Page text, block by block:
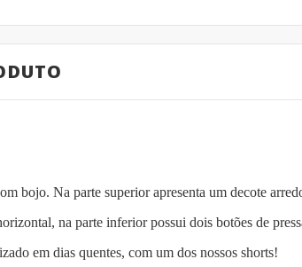
bojo. Na parte superior apresenta um decote
na parte inferior possui dois botões de
em dias quentes, com um dos nossos shorts!